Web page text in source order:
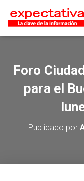
Foro
para el
Publicado por